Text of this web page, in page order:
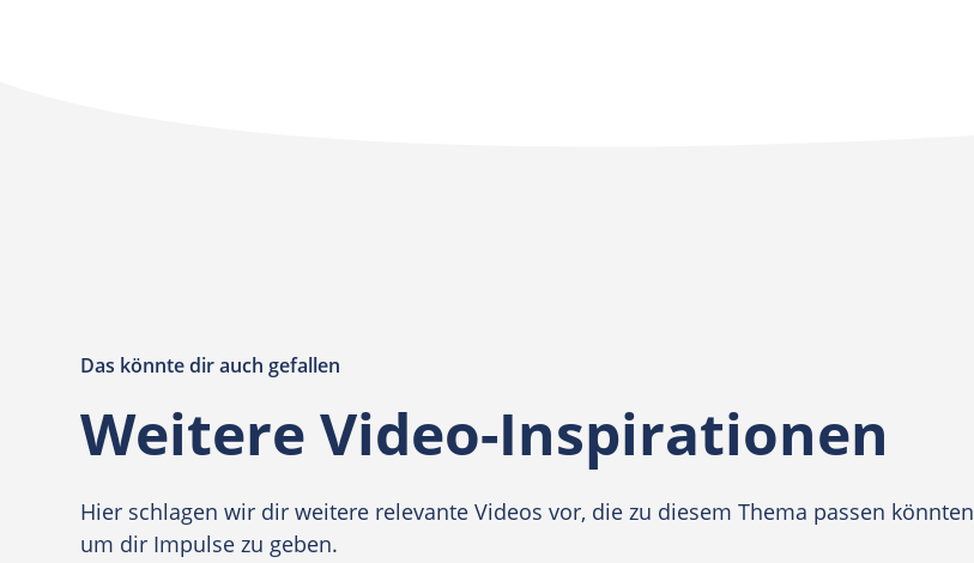
Das könnte dir auch gefallen
Weitere Video-Inspirationen
Hier schlagen wir dir weitere relevante Videos vor, die zu diesem Thema passen könnten
um dir Impulse zu geben.